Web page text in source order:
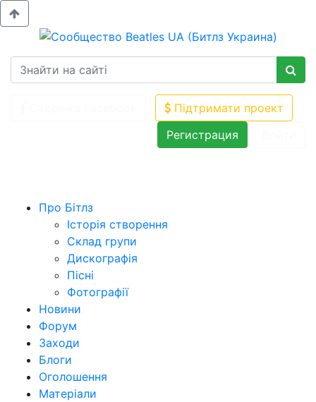
Підтримати проект
Регистрация
Про Бітлз
Історія створення
Склад групи
Дискографія
Пісні
Фотографії
Новини
Форум
Заходи
Блоги
Оголошення
Матеріали